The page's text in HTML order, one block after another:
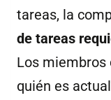
tareas, la
de tareas
Los miembros
quién es